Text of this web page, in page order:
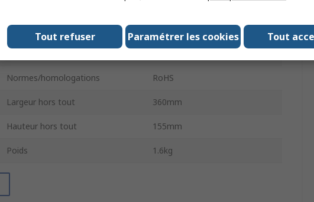
Longueur hors tout
Normes/homologations RoHS
Largeur hors tout 360mm
Hauteur hors tout 155mm
Poids 1.6kg
Tout
Paramétrer les cookies
Tout refuser